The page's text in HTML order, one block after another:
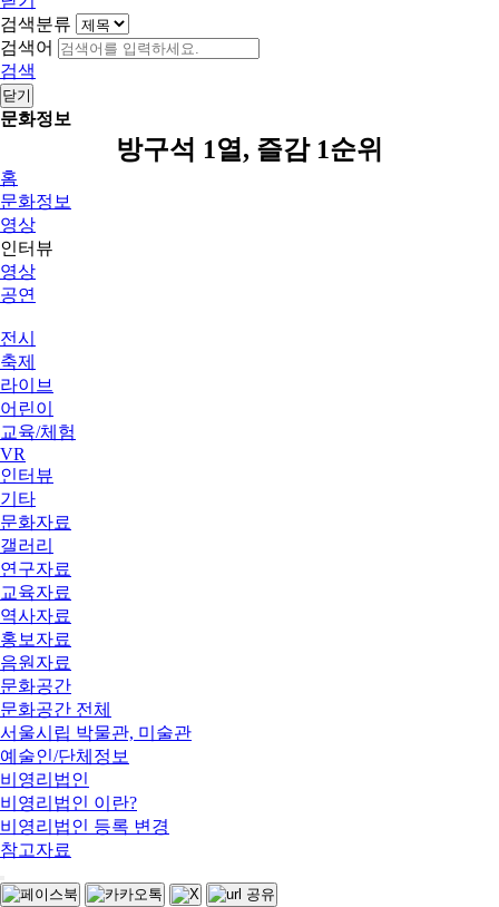
검색분류
검색어
검색
닫기
문화정보
방구석 1열, 즐감 1순위
홈
문화정보
영상
인터뷰
영상
공연
전시
축제
라이브
어린이
교육/체험
VR
인터뷰
기타
문화자료
갤러리
연구자료
교육자료
역사자료
홍보자료
음원자료
문화공간
문화공간 전체
서울시립 박물관, 미술관
예술인/단체정보
비영리법인
비영리법인 이란?
비영리법인 등록 변경
참고자료